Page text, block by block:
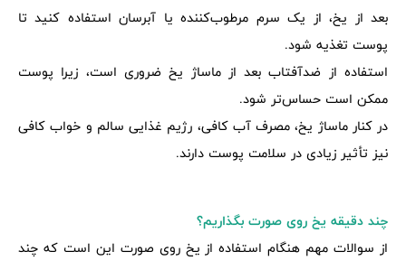
بعد از یخ، از یک سرم مرطوب‌کننده یا آبرسان استفاده کنید تا
پوست تغذیه شود.
استفاده از ضدآفتاب بعد از ماساژ یخ ضروری است، زیرا پوست
ممکن است حساس‌تر شود.
در کنار ماساژ یخ، مصرف آب کافی، رژیم غذایی سالم و خواب کافی
نیز تأثیر زیادی در سلامت پوست دارند.
چند دقیقه یخ روی صورت بگذاریم؟
از سوالات مهم هنگام استفاده از یخ روی صورت این است که چند